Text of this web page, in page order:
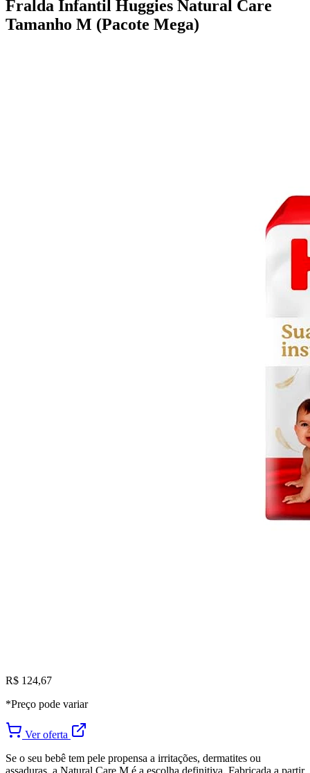
Fralda Infantil Huggies Natural Care
Tamanho M (Pacote Mega)
R$ 124,67
*Preço pode variar
Ver oferta
Se o seu bebê tem pele propensa a irritações, dermatites ou